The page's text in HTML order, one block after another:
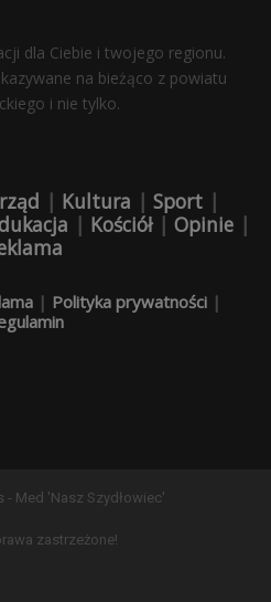
dla Ciebie i twojego regionu.
na bieżąco z powiatu
i nie tylko.
| Kultura | Sport |
| Kościół| Opinie |
| Polityka prywatności|
- Med 'Nasz Szydłowiec'
zastrzeżone!